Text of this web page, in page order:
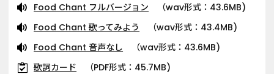
Food Chant フルバージョン
（wav形式：43.6MB)
Food Chant 歌ってみよう
（wav形式：43.4MB)
Food Chant 音声なし
（wav形式：43.6MB)
歌詞カード
（PDF形式：45.7MB)